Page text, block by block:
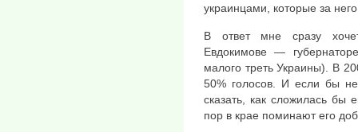
украинцами, которые за
В ответ мне сразу
Евдокимове —
малого треть Украины). В
50% голосов. И если бы не
сказать, как сложилась бы
пор в крае поминают его